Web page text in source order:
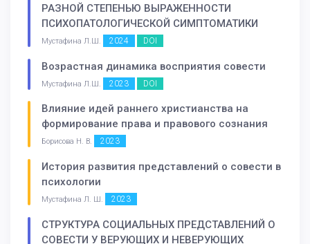
РАЗНОЙ СТЕПЕНЬЮ ВЫРАЖЕННОСТИ
ПСИХОПАТОЛОГИЧЕСКОЙ СИМПТОМАТИКИ
Мустафина Л.Ш. 2024 DOI
Возрастная динамика восприятия совести
Мустафина Л.Ш. 2023 DOI
Влияние идей раннего христианства на
формирование права и правового сознания
Борисова Н. В. 2023
История развития представлений о совести в
психологии
Мустафина Л. Ш. 2023
СТРУКТУРА СОЦИАЛЬНЫХ ПРЕДСТАВЛЕНИЙ О
СОВЕСТИ У ВЕРУЮЩИХ И НЕВЕРУЮЩИХ